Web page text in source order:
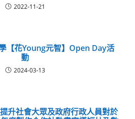
2022-11-21
【花Young元智】Open Day活
動
2024-03-13
升社會大眾及政府行政人員對於